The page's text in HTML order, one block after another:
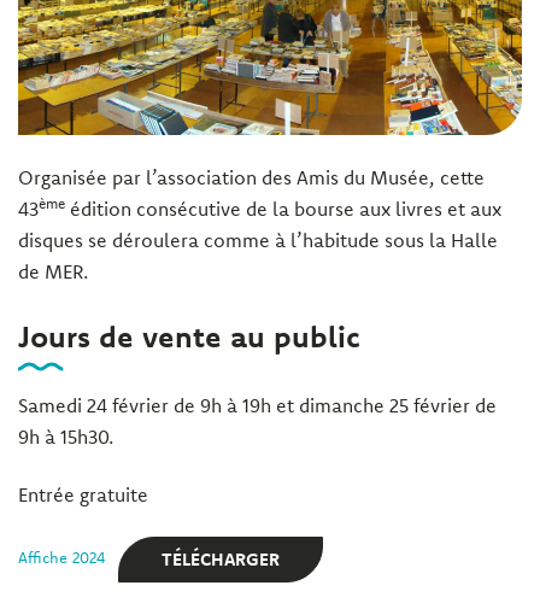
Organisée par l’association des Amis du Musée, cette
43ème édition consécutive de la bourse aux livres et aux
disques se déroulera comme à l’habitude sous la Halle
de MER.
Jours de vente au public
Samedi 24 février de 9h à 19h et dimanche 25 février de
9h à 15h30.
Entrée gratuite
Affiche 2024 TÉLÉCHARGER